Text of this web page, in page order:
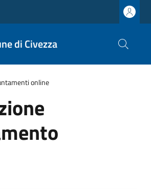
di Civezza
online